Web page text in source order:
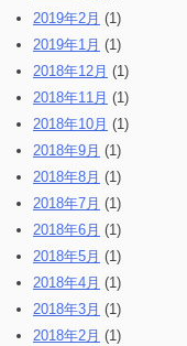
2019年2月 (1)
2019年1月 (1)
2018年12月 (1)
2018年11月 (1)
2018年10月 (1)
2018年9月 (1)
2018年8月 (1)
2018年7月 (1)
2018年6月 (1)
2018年5月 (1)
2018年4月 (1)
2018年3月 (1)
2018年2月 (1)